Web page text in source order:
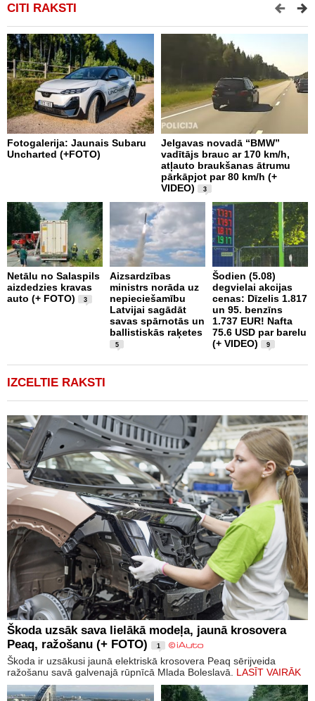
CITI RAKSTI
Fotogalerija: Jaunais Subaru
Uncharted (+FOTO)
Jelgavas novadā “BMW”
vadītājs brauc ar 170 km/h,
atļauto braukšanas ātrumu
pārkāpjot par 80 km/h (+
VIDEO)
3
Netālu no Salaspils
aizdedzies kravas
auto (+ FOTO)
3
Aizsardzības
ministrs norāda uz
nepieciešamību
Latvijai sagādāt
savas spārnotās un
ballistiskās raķetes
5
Šodien (5.08)
degvielai akcijas
cenas: Dīzelis 1.817
un 95. benzīns
1.737 EUR! Nafta
75.6 USD par barelu
(+ VIDEO)
9
IZCELTIE RAKSTI
Škoda uzsāk sava lielākā modeļa, jaunā krosovera
Peaq, ražošanu (+ FOTO)
1
Škoda ir uzsākusi jaunā elektriskā krosovera Peaq sērijveida
ražošanu savā galvenajā rūpnīcā Mlada Boleslavā. LASĪT VAIRĀK